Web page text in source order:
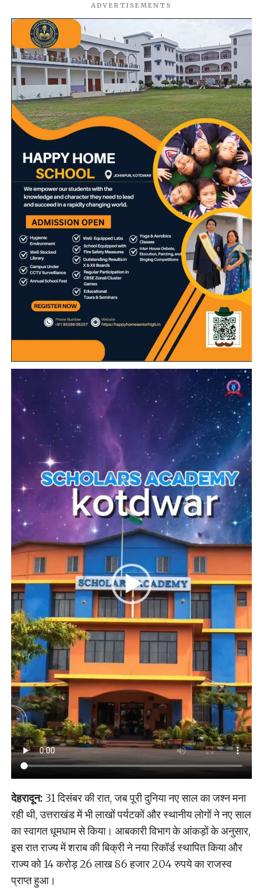
ADVERTISEMENTS
देहरादून: 31 दिसंबर की रात, जब पूरी दुनिया नए साल का जश्न मना
रही थी, उत्तराखंड में भी लाखों पर्यटकों और स्थानीय लोगों ने नए साल
का स्वागत धूमधाम से किया। आबकारी विभाग के आंकड़ों के अनुसार,
इस रात राज्य में शराब की बिक्री ने नया रिकॉर्ड स्थापित किया और
राज्य को 14 करोड़ 26 लाख 86 हजार 204 रुपये का राजस्व
प्राप्त हुआ।